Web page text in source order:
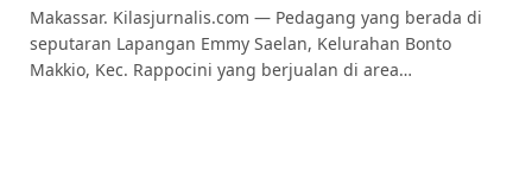
Makassar. Kilasjurnalis.com — Pedagang yang berada di
seputaran Lapangan Emmy Saelan, Kelurahan Bonto
Makkio, Kec. Rappocini yang berjualan di area…